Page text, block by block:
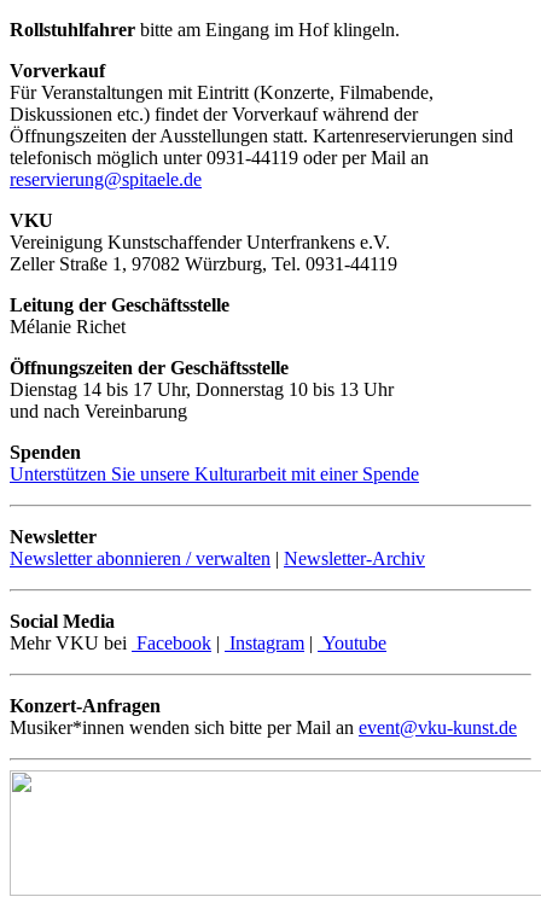
Rollstuhlfahrer bitte am Eingang im Hof klingeln.
Vorverkauf
Für Veranstaltungen mit Eintritt (Konzerte, Filmabende,
Diskussionen etc.) findet der Vorverkauf während der
Öffnungszeiten der Ausstellungen statt. Kartenreservierungen sind
telefonisch möglich unter 0931-44119 oder per Mail an
reservierung@spitaele.de
VKU
Vereinigung Kunstschaffender Unterfrankens e.V.
Zeller Straße 1, 97082 Würzburg, Tel. 0931-44119
Leitung der Geschäftsstelle
Mélanie Richet
Öffnungszeiten der Geschäftsstelle
Dienstag 14 bis 17 Uhr, Donnerstag 10 bis 13 Uhr
und nach Vereinbarung
Spenden
Unterstützen Sie unsere Kulturarbeit mit einer Spende
Newsletter
Newsletter abonnieren / verwalten | Newsletter-Archiv
Social Media
Mehr VKU bei Facebook | Instagram | Youtube
Konzert-Anfragen
Musiker*innen wenden sich bitte per Mail an event@vku-kunst.de